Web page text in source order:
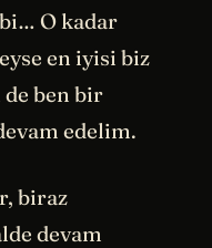
O kadar
en iyisi biz
ben bir
edelim.
biraz
devam